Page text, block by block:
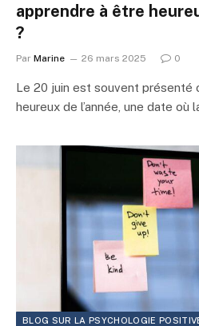
apprendre à être
?
Par Marine 26 mars 2025 0
Le 20 juin est souvent présenté
heureux de l’année, une date où
BLOG SUR LA PSYCHOLOGIE